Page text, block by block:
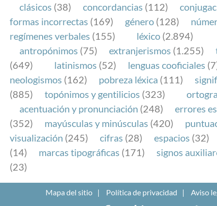
clásicos (38) concordancias (112)
formas incorrectas (169) género (128)
regímenes verbales (155) léxico (2.894)
antropónimos (75) extranjerismos (1.255)
(649)
latinismos (52) lenguas cooficiales
neologismos (162) pobreza léxica (111)
(885)
topónimos y gentilicios (323)
acentuación y pronunciación (248)
errores
(352)
mayúsculas y minúsculas (420)
visualización (245) cifras (28) espacios (32)
(14)
marcas tipográficas (171)
signos
(23)
Mapa del sitio Política de privacidad Aviso